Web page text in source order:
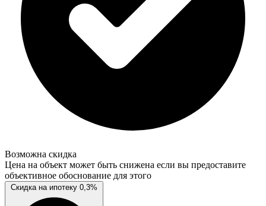
Возможна скидка
Цена на объект может быть снижена если вы предоставите
объективное обоснование для этого
Скидка на ипотеку 0,3%